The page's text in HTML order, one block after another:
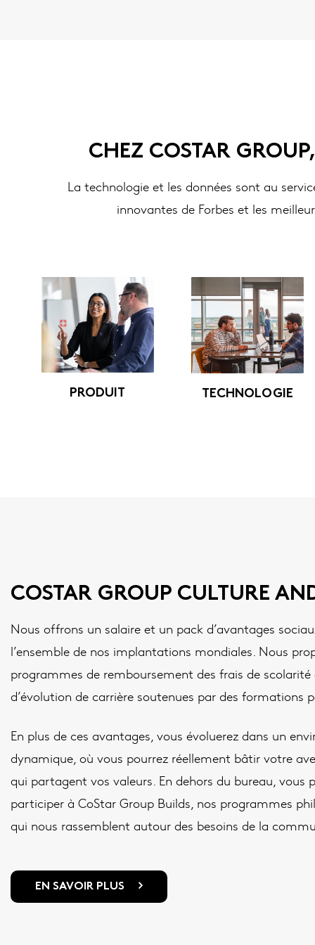
CHEZ COSTAR
La technologie et les données sont au
innovantes de Forbes et les
PRODUIT TECHNOLOGIE
COSTAR GROUP CULTURE
Nous offrons un salaire et un pack d’avantages
l’ensemble de nos implantations mondiales. Nous
programmes de remboursement des frais de scolarité
d’évolution de carrière soutenues par des formations
En plus de ces avantages, vous évoluerez dans un
dynamique, où vous pourrez réellement bâtir votre
qui partagent vos valeurs. En dehors du bureau, vous
participer à CoStar Group Builds, nos programmes
qui nous rassemblent autour des besoins de la
EN SAVOIR PLUS
Salle wellness